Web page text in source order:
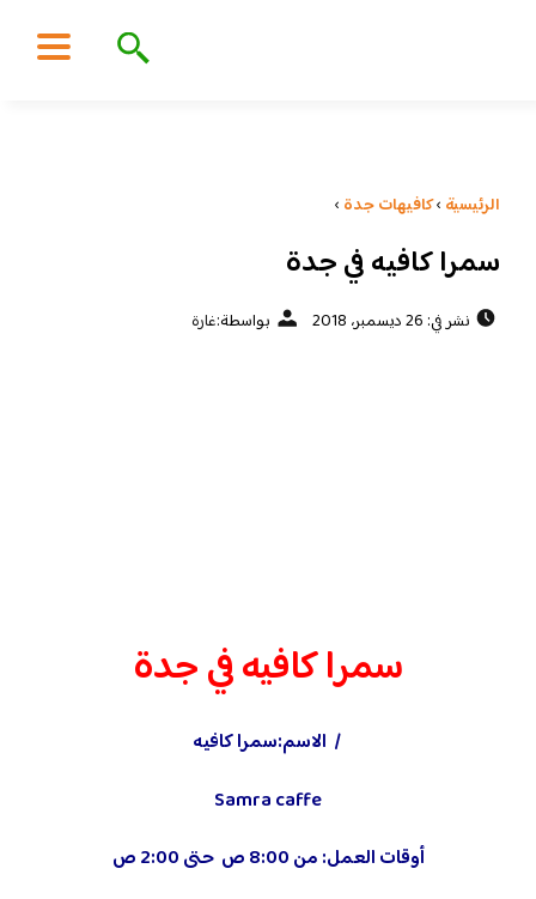
الرئيسية ›كافيهات جدة ›
سمرا كافيه في جدة
نشر في: 26 ديسمبر، 2018 بواسطة:غارة
سمرا كافيه في جدة
/ الاسم:سمرا كافيه
Samra caffe
أوقات العمل: من 8:00 ص حتى 2:00 ص